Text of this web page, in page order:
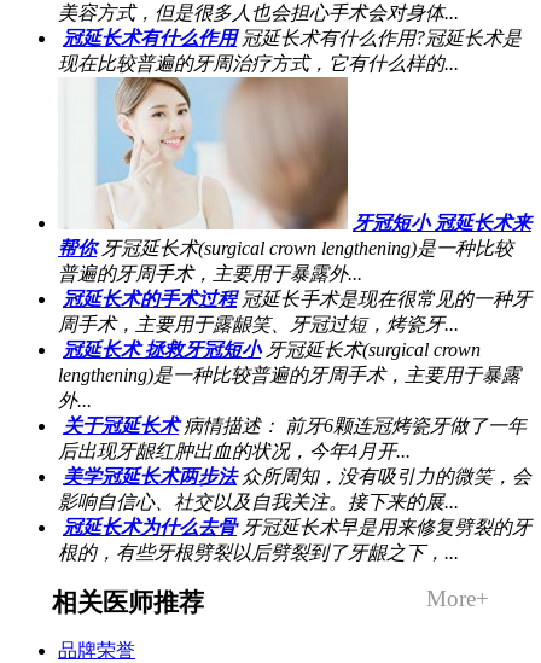
美容方式，但是很多人也会担心手术会对身体...
冠延长术有什么作用 冠延长术有什么作用?冠延长术是
现在比较普遍的牙周治疗方式，它有什么样的...
牙冠短小 冠延长术来
帮你 牙冠延长术(surgical crown lengthening)是一种比较
普遍的牙周手术，主要用于暴露外...
冠延长术的手术过程 冠延长手术是现在很常见的一种牙
周手术，主要用于露龈笑、牙冠过短，烤瓷牙...
冠延长术 拯救牙冠短小 牙冠延长术(surgical crown
lengthening)是一种比较普遍的牙周手术，主要用于暴露
外...
关于冠延长术 病情描述： 前牙6颗连冠烤瓷牙做了一年
后出现牙龈红肿出血的状况，今年4月开...
美学冠延长术两步法 众所周知，没有吸引力的微笑，会
影响自信心、社交以及自我关注。接下来的展...
冠延长术为什么去骨 牙冠延长术早是用来修复劈裂的牙
根的，有些牙根劈裂以后劈裂到了牙龈之下，...
相关医师推荐 More+
品牌荣誉